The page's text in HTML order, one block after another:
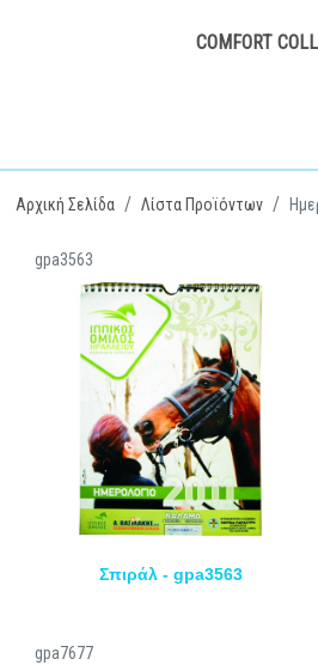
COMFORT
Αρχική Σελίδα Λίστα Προϊόντων
gpa3563
Σπιράλ - gpa3563
gpa7677